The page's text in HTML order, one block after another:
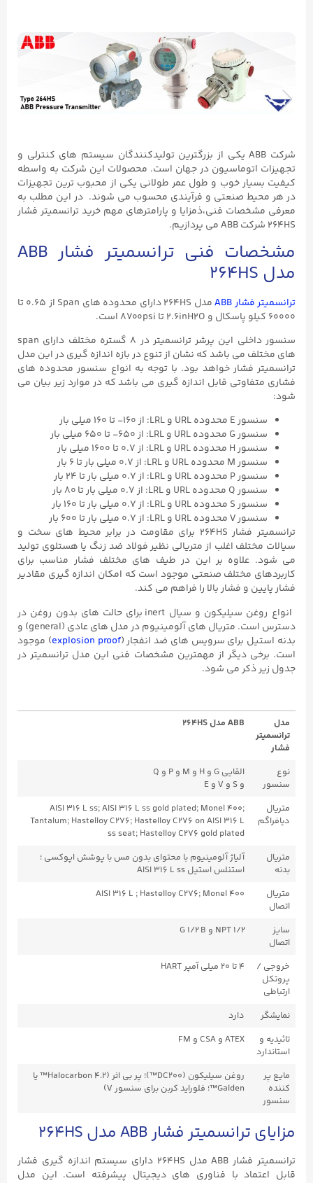
شرکت ABB یکی از بزرگترین تولیدکنندگان سیستم های کنترلی و
تجهیزات اتوماسیون در جهان است. محصولات این شرکت به واسطه
کیفیت بسیار خوب و طول عمر طولانی یکی از محبوب ترین تجهیزات
در هر محیط صنعتی و فرآیندی محسوب می شوند. در این مطلب به
معرفی مشخصات فنی،ذمزایا و پارامترهای مهم خرید ترانسمیتر فشار
264HS شرکت ABB می پردازیم.
مشخصات فنی ترانسمیتر فشار ABB
مدل 264HS
ترانسمیتر فشار ABB
مدل 264HS دارای محدوده های Span از ۰.۶۵ تا
۶۰۰۰۰ کیلو پاسکال و ۲.6inH2O تا 8700psi است.
سنسور داخلی این پرشر ترانسمیتر در ۸ گستره مختلف دارای span
های مختلف می باشد که نشان از تنوع در بازه اندازه گیری در این مدل
ترانسمیتر فشار خواهد بود. با توجه به انواع سنسور محدوده های
فشاری متفاوتی قابل اندازه گیری می باشد که در موارد زیر بیان می
شود:
سنسور E محدوده URL و LRL: از ۱۶۰- تا ۱۶۰ میلی بار
سنسور G محدوده URL و LRL: از ۶۵۰- تا ۶۵۰ میلی بار
سنسور H محدوده URL و LRL: از ۰.۷ تا ۱۶۰۰ میلی بار
سنسور M محدوده URL و LRL: از ۰.۷ میلی بار تا ۶ بار
سنسور P محدوده URL و LRL: از ۰.۷ میلی بار تا ۲۴ بار
سنسور Q محدوده URL و LRL: از ۰.۷ میلی بار تا ۸۰ بار
سنسور S محدوده URL و LRL: از ۰.۷ میلی بار تا ۱۶۰ بار
سنسور V محدوده URL و LRL: از ۰.۷ میلی بار تا ۶۰۰ بار
ترانسمیتر فشار 264HS برای مقاومت در برابر محیط های سخت و
سیالات مختلف اغلب از متریالی نظیر فولاد ضد زنگ یا هستلوی تولید
می شود. علاوه بر این در طیف های مختلف فشار مناسب برای
کاربردهای مختلف صنعتی موجود است که امکان اندازه گیری مقادیر
فشار پایین و فشار بالا را فراهم می کند.
انواع روغن سیلیکون و سیال inert برای حالت های بدون روغن در
دسترس است. متریال های آلومینیوم در مدل های عادی (general) و
بدنه استیل برای سرویس های ضد انفجار (explosion proof) موجود
است. برخی دیگر از مهمترین مشخصات فنی این مدل ترانسمیتر در
جدول زیر ذکر می شود.
مدل
ترانسمیتر
فشار
ABB مدل 264HS
نوع
سنسور
القایی G و H و M و P و Q
و S و V و E
متریال
دیافراگم
AISI 316 L ss; AISI 316 L ss gold plated; Monel 400;
Tantalum; Hastelloy C276; Hastelloy C276 on AISI 316 L
ss seat; Hastelloy C276 gold plated
متریال
بدنه
آلیاژ آلومینیوم با محتوای بدون مس با پوشش اپوکسی ؛
استنلس استیل AISI ۳۱۶ L ss
متریال
اتصال
AISI 316 L ; Hastelloy C276; Monel 400
سایز
اتصال
۱/۲ NPT و G ۱/۲ B
خروجی /
پروتکل
ارتباطی
۴ تا ۲۰ میلی آمپر HART
نمایشگر
دارد
تائیدیه و
استاندارد
ATEX و CSA و FM
مایع پر
کننده
سنسور
روغن سیلیکون (DC200™)؛ پر بی اثر (Halocarbon ۴.۲™ یا
Galden™؛ فلوراید کربن برای سنسور V)
مزایای ترانسمیتر فشار ABB مدل 264HS
ترانسمیتر فشار ABB مدل 264HS دارای سیستم اندازه گیری فشار
قابل اعتماد با فناوری های دیجیتال پیشرفته است. این مدل